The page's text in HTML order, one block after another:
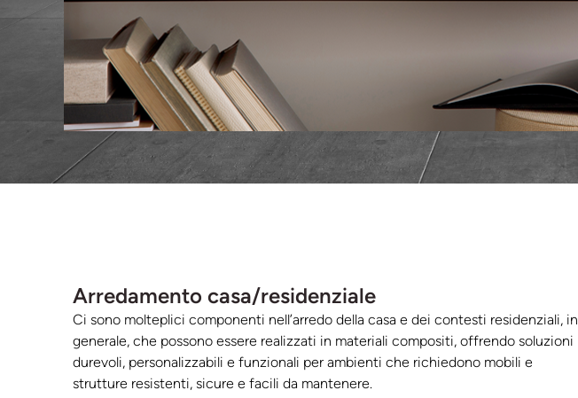
Arredamento casa/residenziale
Ci sono molteplici componenti nell’arredo della casa e dei contesti residenziali, in
generale, che possono essere realizzati in materiali compositi, offrendo soluzioni
durevoli, personalizzabili e funzionali per ambienti che richiedono mobili e
strutture resistenti, sicure e facili da mantenere.